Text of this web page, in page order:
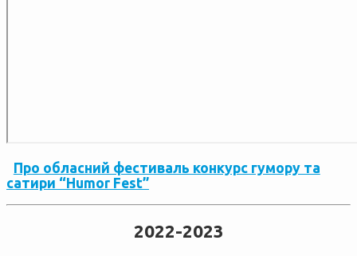
Про обласний фестиваль конкурс гумору та
сатири “Humor Fest”
2022-2023